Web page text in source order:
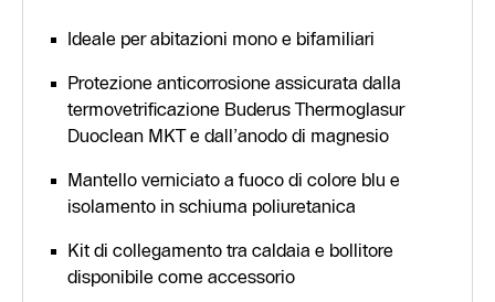
Ideale per abitazioni mono e bifamiliari
Protezione anticorrosione assicurata dalla
termovetrificazione Buderus Thermoglasur
Duoclean MKT e dall’anodo di magnesio
Mantello verniciato a fuoco di colore blu e
isolamento in schiuma poliuretanica
Kit di collegamento tra caldaia e bollitore
disponibile come accessorio